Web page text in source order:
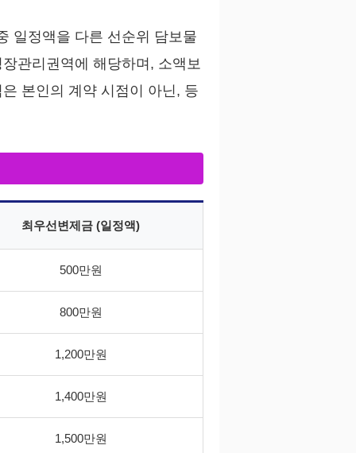
일정액을 다른 선순위 담보물
관리권역에 해당하며, 소액보
본인의 계약 시점이 아닌, 등
최우선변제금 (일정액)
500만원
800만원
1,200만원
1,400만원
1,500만원